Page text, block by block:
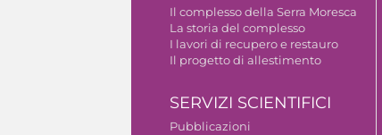
Il complesso della Serra Moresca
La storia del complesso
I lavori di recupero e restauro
Il progetto di allestimento
SERVIZI SCIENTIFICI
Pubblicazioni